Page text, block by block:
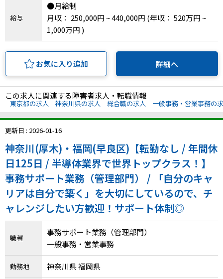
給与
●月給制
月収： 250,000円 ~ 440,000円 (年収： 520万円 ~
1,000万円 )
お気に入り追加 詳細へ
この求人に関連する障害者求人・転職情報
東京都の求人 神奈川県の求人 総合職の求人 一般事務・営業事務の
更新日 : 2026-01-16
神奈川(厚木)・福岡(早良区)【転勤なし / 年間休
日125日 / 半導体業界で世界トップクラス！】
事務サポート業務（管理部門） / 「自分のキャ
リアは自分で築く」を大切にしているので、チ
ャレンジしたい方歓迎！サポート体制◎
職種
事務サポート業務（管理部門）
一般事務・営業事務
勤務地 神奈川県 福岡県